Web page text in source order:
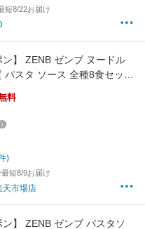
短8/22お届け
ン】 ZENB ゼンブ ヌードル
パスタ ソース 全種8食セット
フ グルテンフリー 糖質コン
食物繊維 ダイエット 時の食
ク質
料
)
短8/9お届け
天市場店
ン】 ZENB ゼンブ パスタソ